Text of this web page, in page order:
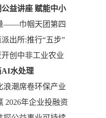
益讲座 赋能中小
——巾帼天团第四
出所:推行“五步”
创中非工业农业
AI水处理
浪潮席卷环保产业
2026年企业投融资